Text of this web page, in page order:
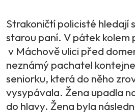
Strakoničtí policisté hledají
starou paní. V pátek kolem
v Máchově ulici před
neznámý pachatel
seniorku, která do něho
vysypávala. Žena upadla
do hlavy. Žena byla